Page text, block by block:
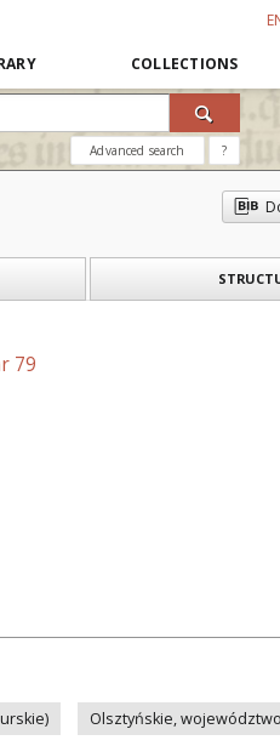
COLLECTIONS
Advanced search ?
79
Olsztyńskie, województwo